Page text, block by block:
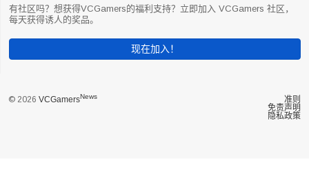
有社区吗？想获得VCGamers的福利支持？立即加入 VCGamers 社区，
每天获得诱人的奖品。
现在加入！
© 2026 VCGamersNews
准则
免责声明
隐私政策